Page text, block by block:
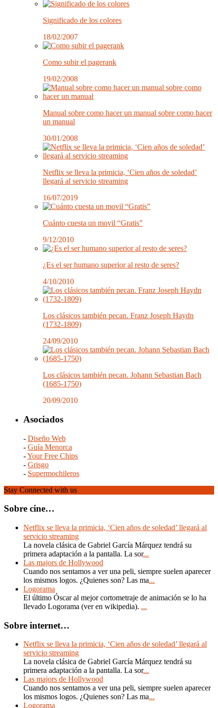
Significado de los colores
18/02/2007
Como subir el pagerank
19/02/2008
Manual sobre como hacer un manual sobre como hacer
un manual
30/01/2008
Netflix se lleva la primicia, ‘Cien años de soledad’
llegará al servicio streaming
16/07/2019
Cuánto cuesta un movil “Gratis”
9/12/2010
¿Es el ser humano superior al resto de seres?
4/10/2010
Los clásicos también pecan. Franz Joseph Haydn
(1732-1809)
24/09/2010
Los clásicos también pecan. Johann Sebastian Bach
(1685-1750)
20/09/2010
Asociados
- Diseño Web
- Guía Menorca
-Your Free Chips
- Grisgo
- Supermochileros
Stay Connected with us
Sobre cine…
Netflix se lleva la primicia, ‘Cien años de soledad’ llegará al
servicio streaming
La novela clásica de Gabriel García Márquez tendrá su
primera adaptación a la pantalla. La sor...
Las majors de Hollywood
Cuando nos sentamos a ver una peli, siempre suelen aparecer
los mismos logos. ¿Quienes son? Las ma...
Logorama
El último Óscar al mejor cortometraje de animación se lo ha
llevado Logorama (ver en wikipedia). ...
Sobre internet…
Netflix se lleva la primicia, ‘Cien años de soledad’ llegará al
servicio streaming
La novela clásica de Gabriel García Márquez tendrá su
primera adaptación a la pantalla. La sor...
Las majors de Hollywood
Cuando nos sentamos a ver una peli, siempre suelen aparecer
los mismos logos. ¿Quienes son? Las ma...
Logorama